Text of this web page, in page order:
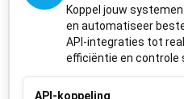
Koppel jouw
en automatiseer
API-integraties tot
efficiëntie en controle
API-koppeling